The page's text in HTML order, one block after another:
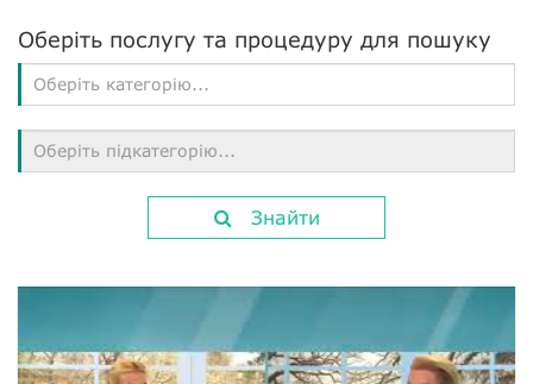
Оберіть послугу та процедуру для пошуку
Оберіть категорію...
Оберіть підкатегорію...
Знайти